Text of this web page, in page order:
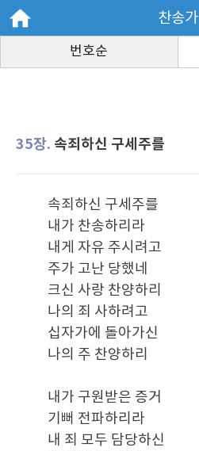
찬송가
번호순
35장. 속죄하신 구세주를
속죄하신 구세주를
내가 찬송하리라
내게 자유 주시려고
주가 고난 당했네
크신 사랑 찬양하리
나의 죄 사하려고
십자가에 돌아가신
나의 주 찬양하리
내가 구원받은 증거
기뻐 전파하리라
내 죄 모두 담당하신